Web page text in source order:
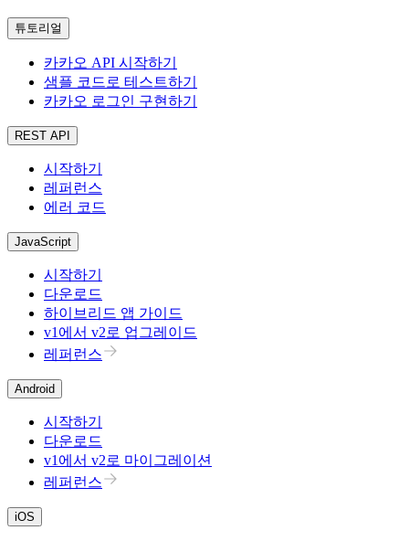
튜토리얼
카카오 API 시작하기
샘플 코드로 테스트하기
카카오 로그인 구현하기
REST API
시작하기
레퍼런스
에러 코드
JavaScript
시작하기
다운로드
하이브리드 앱 가이드
v1에서 v2로 업그레이드
레퍼런스
Android
시작하기
다운로드
v1에서 v2로 마이그레이션
레퍼런스
iOS